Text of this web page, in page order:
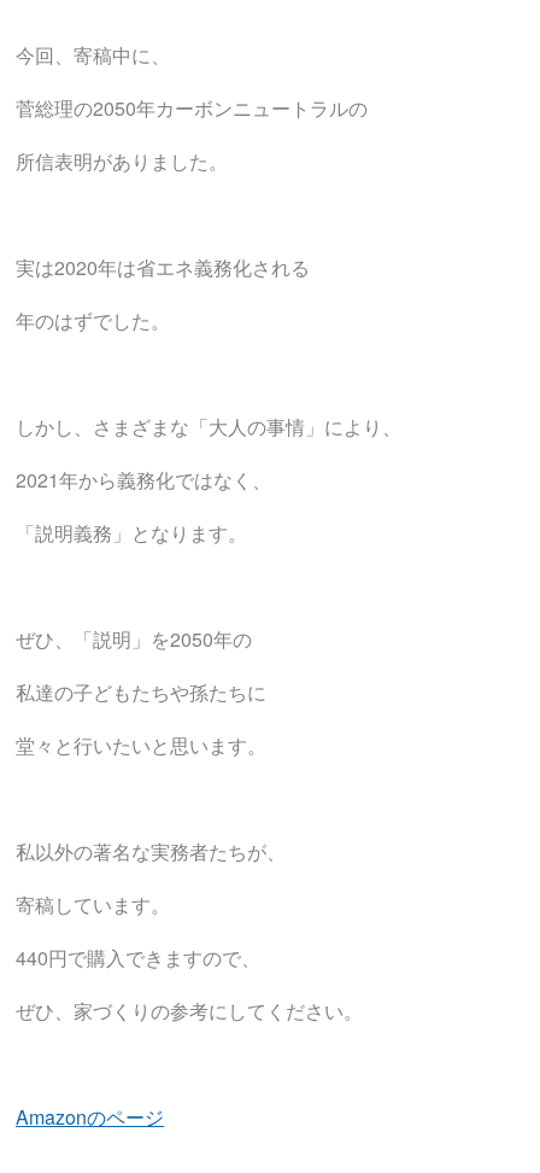
今回、寄稿中に、
菅総理の2050年カーボンニュートラルの
所信表明がありました。
実は2020年は省エネ義務化される
年のはずでした。
しかし、さまざまな「大人の事情」により、
2021年から義務化ではなく、
「説明義務」となります。
ぜひ、「説明」を2050年の
私達の子どもたちや孫たちに
堂々と行いたいと思います。
私以外の著名な実務者たちが、
寄稿しています。
440円で購入できますので、
ぜひ、家づくりの参考にしてください。
Amazonのページ